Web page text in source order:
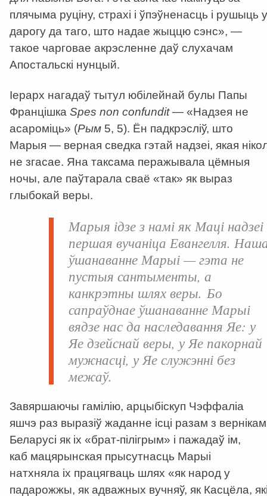
плячыма руціну, страхі і ўпэўненасць і рушыць у
дарогу да таго, што надае жыццю сэнс», —
такое чарговае акрэсленне даў слухачам
Апостальскі нунцый.
Іерарх нагадаў тытул юбілейнай булы Папы
Францішка Spes non confundit— «Надзея не
асароміць» (Рым 5, 5). Ён падкрэсліў, што
Марыя — верная сведка гэтай надзеі, якая
не згасае. Яна таксама перажывала цёмныя
ночы, але паўтарала сваё «так» як выраз
глыбокай веры.
Марыя ідзе з намі як Маці надзеі
першая вучаніца Евангелля.
ўшанаванне Марыі — гэта не
пустыя сантыменты, а
канкрэтны шлях веры. Бо
сапраўднае ўшанаванне Марыі
вядзе нас да наследавання Яе: у
Яе дзейснай веры, у Яе пакорнай
мужнасці, у Яе служэнні без
межаў.
Завяршаючы гамілію, арцыбіскуп Чэффаліа
яшчэ раз выразіў жаданне ісці разам з
Беларусі як іх «брат-пілігрым» і пажадаў ім,
каб мацярынская прысутнасць Марыі
натхняла іх працягваць шлях «як народ у
падарожжы, як адважных вучняў, як Касцёла,